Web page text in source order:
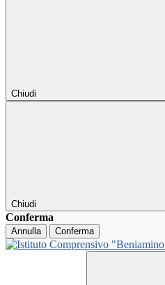
Chiudi
Chiudi
Conferma
Annulla Conferma